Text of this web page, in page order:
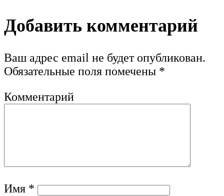
Добавить комментарий
Ваш адрес email не будет опубликован.
Обязательные поля помечены *
Комментарий
Имя *